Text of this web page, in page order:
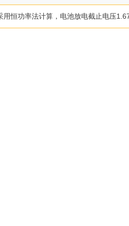
用恒功率法计算，电池放电截止电压